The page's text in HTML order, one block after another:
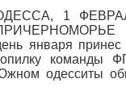
1
января
команды
одесситы